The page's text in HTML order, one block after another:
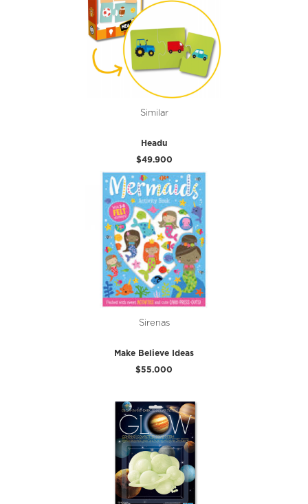
Similar
Headu
$49.900
Sirenas
Make Believe Ideas
$55.000